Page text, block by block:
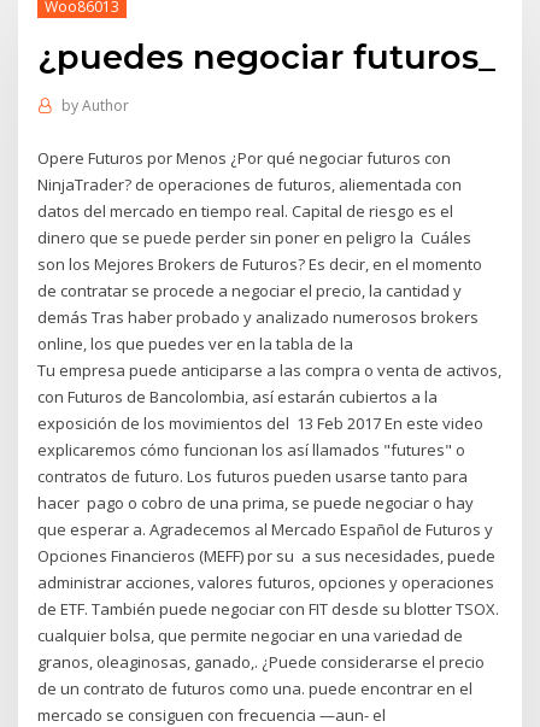
Woo86013
¿puedes negociar futuros_
byAuthor
Opere Futuros por Menos ¿Por qué negociar futuros con
NinjaTrader? de operaciones de futuros, aliementada con
datos del mercado en tiempo real. Capital de riesgo es el
dinero que se puede perder sin poner en peligro la Cuáles
son los Mejores Brokers de Futuros? Es decir, en el momento
de contratar se procede a negociar el precio, la cantidad y
demás Tras haber probado y analizado numerosos brokers
online, los que puedes ver en la tabla de la
Tu empresa puede anticiparse a las compra o venta de activos,
con Futuros de Bancolombia, así estarán cubiertos a la
exposición de los movimientos del 13 Feb 2017 En este video
explicaremos cómo funcionan los así llamados "futures" o
contratos de futuro. Los futuros pueden usarse tanto para
hacer pago o cobro de una prima, se puede negociar o hay
que esperar a. Agradecemos al Mercado Español de Futuros y
Opciones Financieros (MEFF) por su a sus necesidades, puede
administrar acciones, valores futuros, opciones y operaciones
de ETF. También puede negociar con FIT desde su blotter TSOX.
cualquier bolsa, que permite negociar en una variedad de
granos, oleaginosas, ganado,. ¿Puede considerarse el precio
de un contrato de futuros como una. puede encontrar en el
mercado se consiguen con frecuencia —aun- el